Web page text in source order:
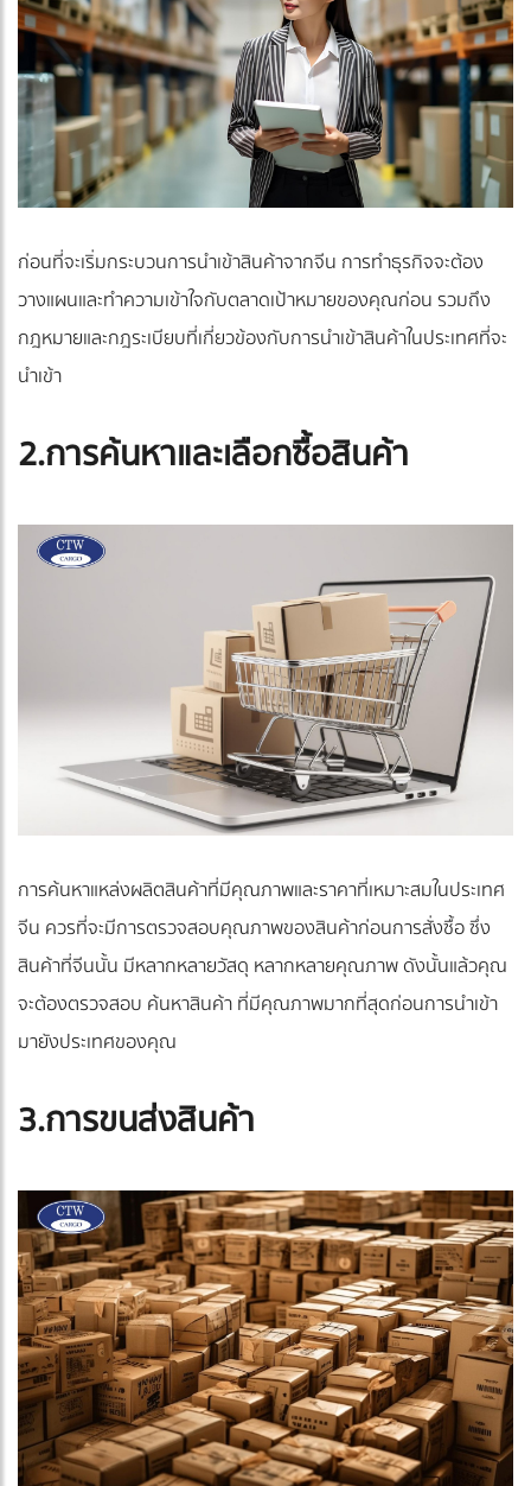
ก่อนที่จะเริ่มกระบวนการนำเข้าสินค้าจากจีน การทำธุรกิจจะต้อง
วางแผนและทำความเข้าใจกับตลาดเป้าหมายของคุณก่อน รวมถึง
กฎหมายและกฎระเบียบที่เกี่ยวข้องกับการนำเข้าสินค้าในประเทศที่จะ
นำเข้า
2.การค้นหาและเลือกซื้อสินค้า
การค้นหาแหล่งผลิตสินค้าที่มีคุณภาพและราคาที่เหมาะสมในประเทศ
จีน ควรที่จะมีการตรวจสอบคุณภาพของสินค้าก่อนการสั่งซื้อ ซึ่ง
สินค้าที่จีนนั้น มีหลากหลายวัสดุ หลากหลายคุณภาพ ดังนั้นแล้วคุณ
จะต้องตรวจสอบ ค้นหาสินค้า ที่มีคุณภาพมากที่สุดก่อนการนำเข้า
มายังประเทศของคุณ
3.การขนส่งสินค้า